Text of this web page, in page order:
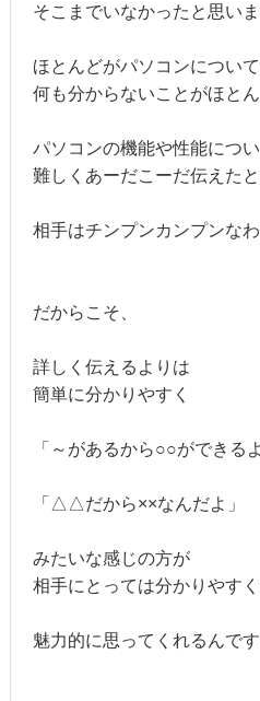
そこまでいなかったと思いま
ほとんどがパソコンについ
何も分からないことがほとん
パソコンの機能や性能につ
難しくあーだこーだ伝えた
相手はチンプンカンプンなわ
だからこそ、
詳しく伝えるよりは
簡単に分かりやすく
「～があるから○○ができるよ
「△△だから××なんだよ」
みたいな感じの方が
相手にとっては分かりやす
魅力的に思ってくれるんです